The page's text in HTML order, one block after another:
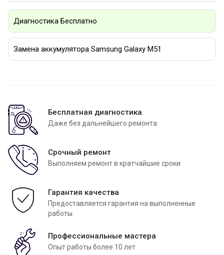
Диагностика Бесплатно
Замена аккумулятора Samsung Galaxy M51
Бесплатная диагностика
Даже без дальнейшего ремонта
Срочный ремонт
Выполняем ремонт в кратчайшие сроки
Гарантия качества
Предоставляется гарантия на выполненные
работы
Профессиональные мастера
Опыт работы более 10 лет